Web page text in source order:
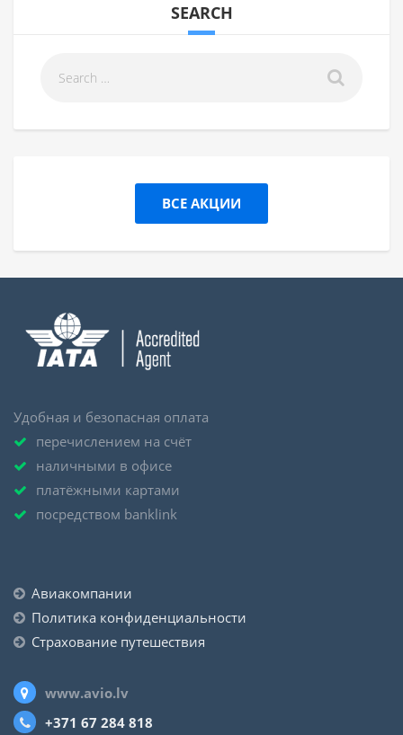
SEARCH
ВСЕ АКЦИИ
Удобная и безопасная оплата
перечислением на счёт
наличными в офисе
платёжными картами
посредством banklink
Авиакомпании
Политика конфиденциальности
Страхование путешествия
www.avio.lv
+371 67 284 818